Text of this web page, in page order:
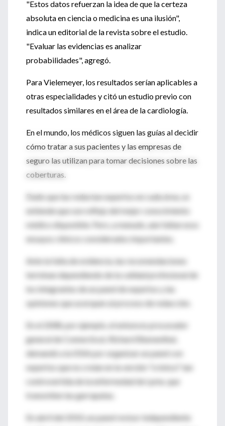
"Estos datos refuerzan la idea de que la certeza
absoluta en ciencia o medicina es una ilusión",
indica un editorial de la revista sobre el estudio.
"Evaluar las evidencias es analizar
probabilidades", agregó.
Para Vielemeyer, los resultados serían aplicables a
otras especialidades y citó un estudio previo con
resultados similares en el área de la cardiología.
En el mundo, los médicos siguen las guías al decidir
cómo tratar a sus pacientes y las empresas de
seguro las utilizan para tomar decisiones sobre las
coberturas.
Dado que las redactan expertos en cada área, se
entiende que son reflejo del mejor conocimiento
médico disponible. Pero, a menudo, aún faltan esos
ensayos clínicos considerados importantes.
Ante la falta de evidencia, las recomendaciones
terminan dependiendo de la calidad profesional de
los integrantes de un panel de expertos y las
opiniones que acerquen al proceso de redacción.
En el 2008, por ejemplo, el entonces procurador
general de Connecticut, Richard Blumenthal,
demandó a la IDSA por organizar un panel con
expertos que no creían en la versión "crónica" tan
controvertida de la enfermedad de Lyme, que
transmiten las garrapatas.
En abril del 2010, un panel revisor independiente